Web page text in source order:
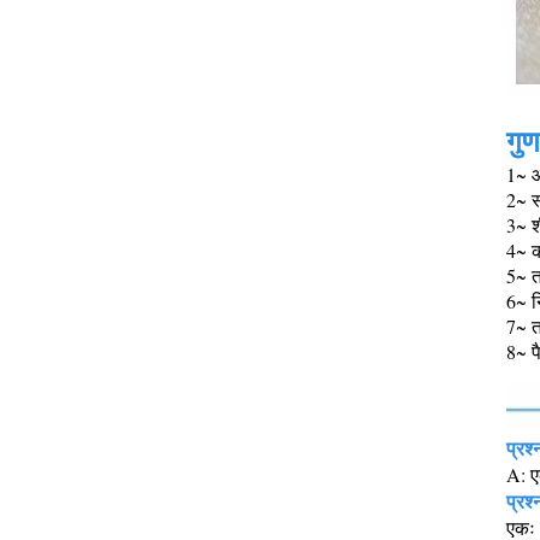
1~
2~
3~
4~
5~
6~
7~
8~
A:
एकः